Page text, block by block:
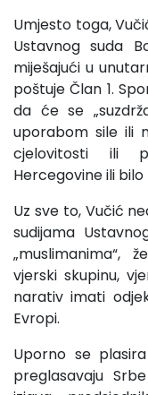
Umjesto toga,
Ustavnog suda
miješajući u
poštuje Član 1.
da će se
uporabom sile ili
cjelovitosti ili
Hercegovine ili bilo
Uz sve to, Vučić
sudijama
„muslimanima“,
vjerski skupinu,
narativ imati
Evropi.
Uporno se
preglasavaju